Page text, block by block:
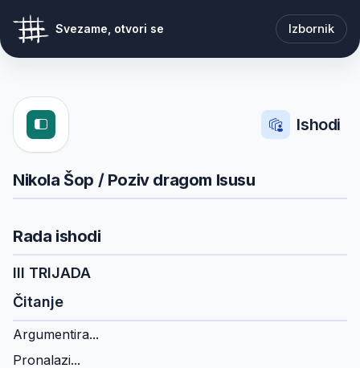
Svezame, otvori se Izbornik
Ishodi
Nikola Šop / Poziv dragom Isusu
Rada ishodi
III TRIJADA
Čitanje
Argumentira...
Pronalazi...